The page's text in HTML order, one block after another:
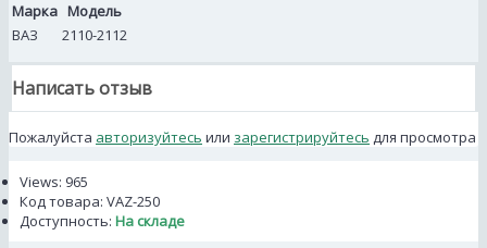
Марка Модель
ВАЗ
2110-2112
Написать отзыв
Пожалуйста авторизуйтесь или зарегистрируйтесь для просмотра
Views: 965
Код товара: VAZ-250
Доступность: На складе